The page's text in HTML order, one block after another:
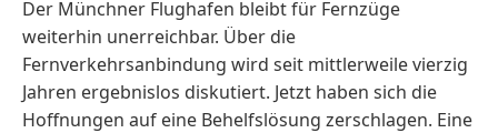
Der Münchner Flughafen bleibt für Fernzüge
weiterhin unerreichbar. Über die
Fernverkehrsanbindung wird seit mittlerweile vierzig
Jahren ergebnislos diskutiert. Jetzt haben sich die
Hoffnungen auf eine Behelfslösung zerschlagen. Eine